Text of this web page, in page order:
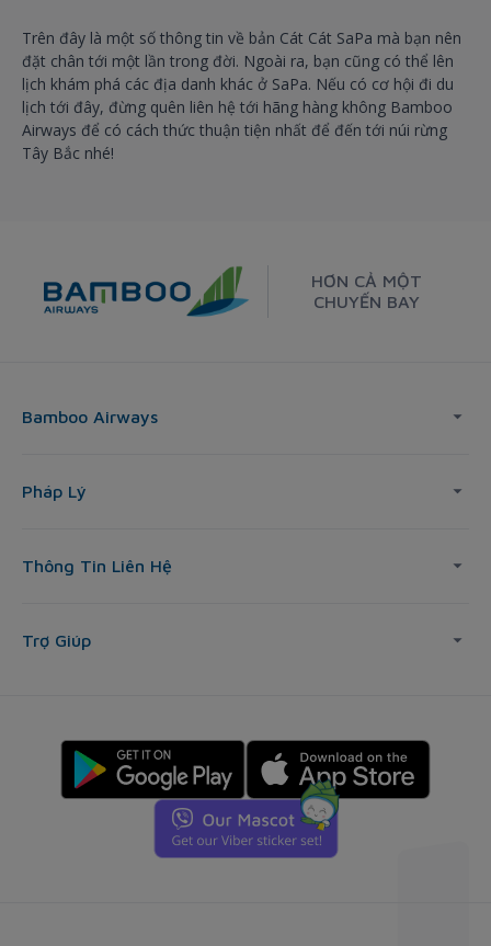
Trên đây là một số thông tin về bản Cát Cát SaPa mà bạn nên
đặt chân tới một lần trong đời. Ngoài ra, bạn cũng có thể lên
lịch khám phá các địa danh khác ở SaPa. Nếu có cơ hội đi du
lịch tới đây, đừng quên liên hệ tới hãng hàng không Bamboo
Airways để có cách thức thuận tiện nhất để đến tới núi rừng
Tây Bắc nhé!
HƠN CẢ MỘT
CHUYẾN BAY
Bamboo Airways
Pháp Lý
Thông Tin Liên Hệ
Trợ Giúp